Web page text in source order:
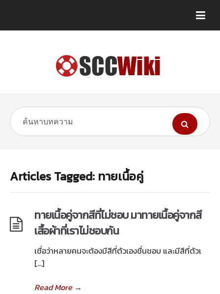
Articles Tagged: ทายเนื้อคู่
ทายเนื้อคู่จากสีที่ไม่ชอบ มาทายเนื้อคู่จากสี
เสื้อผ้าที่เราไม่ชอบกัน
เชื่อว่าหลายคนจะต้องมีสีที่ตัวเองชื่นชอบ และมีสีที่ตัวเ
[…]
Read More→